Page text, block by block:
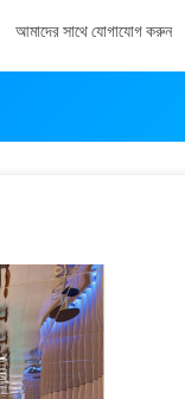
আমাদের সাথে যোগাযোগ করুন